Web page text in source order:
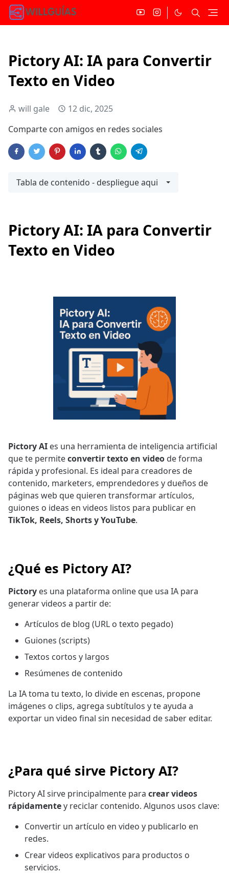
Pictory AI: IA para Convertir
Texto en Video
will gale
12 dic, 2025
Comparte con amigos en redes sociales
Tabla de contenido - despliegue aqui
Pictory AI: IA para Convertir
Texto en Video
Pictory AI es una herramienta de inteligencia artificial
que te permiteconvertir texto en video de forma
rápida y profesional. Es ideal para creadores de
contenido, marketers, emprendedores y dueños de
páginas web que quieren transformar artículos,
guiones o ideas en videos listos para publicar en
TikTok, Reels, Shorts y YouTube.
¿Qué es Pictory AI?
Pictory es una plataforma online que usa IA para
generar videos a partir de:
Artículos de blog (URL o texto pegado)
Guiones (scripts)
Textos cortos y largos
Resúmenes de contenido
La IA toma tu texto, lo divide en escenas, propone
imágenes o clips, agrega subtítulos y te ayuda a
exportar un video final sin necesidad de saber editar.
¿Para qué sirve Pictory AI?
Pictory AI sirve principalmente para crear videos
rápidamentey reciclar contenido. Algunos usos clave:
Convertir un artículo en video y publicarlo en
redes.
Crear videos explicativos para productos o
servicios.